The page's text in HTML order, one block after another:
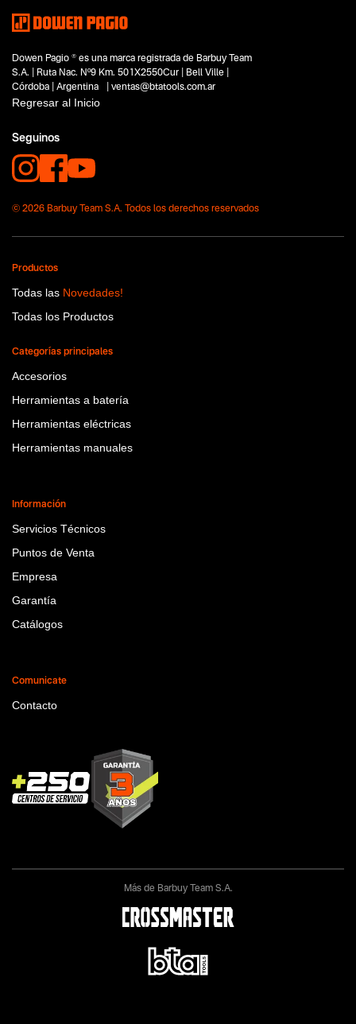
Segmentos - pendiente
Jardinería y poda
12V
Funcion o uso
No items found.
No items found.
Dowen Pagio ® es una marca registrada de Barbuy Team
S.A. | Ruta Nac. Nº9 Km. 501X2550Cur | Bell Ville |
Córdoba | Argentina | ventas@btatools.com.ar
Regresar al Inicio
Seguinos
© 2026 Barbuy Team S.A. Todos los derechos reservados
Productos
Todas las Novedades!
Todas los Productos
Categorías principales
Accesorios
Herramientas a batería
Herramientas eléctricas
Herramientas manuales
Información
Servicios Técnicos
Puntos de Venta
Empresa
Garantía
Catálogos
Comunicate
Contacto
Más de Barbuy Team S.A.